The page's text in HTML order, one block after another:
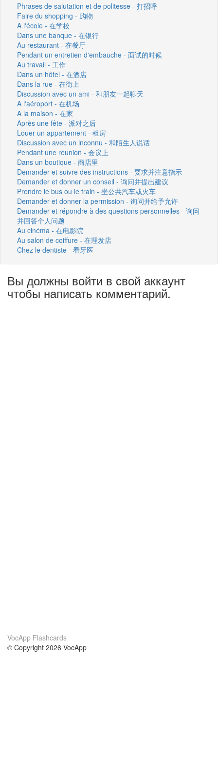
Phrases de salutation et de politesse - 打招呼
Faire du shopping - 购物
A l'école - 在学校
Dans une banque - 在银行
Au restaurant - 在餐厅
Pendant un entretien d'embauche - 面试的时候
Au travail - 工作
Dans un hôtel - 在酒店
Dans la rue - 在街上
Discussion avec un ami - 和朋友一起聊天
A l'aéroport - 在机场
A la maison - 在家
Après une fête - 派对之后
Louer un appartement - 租房
Discussion avec un inconnu - 和陌生人说话
Pendant une réunion - 会议上
Dans un boutique - 商店里
Demander et suivre des instructions - 要求并注意指示
Demander et donner un conseil - 询问并提出建议
Prendre le bus ou le train - 坐公共汽车或火车
Demander et donner la permission - 询问并给予允许
Demander et répondre à des questions personnelles - 询问
并回答个人问题
Au cinéma - 在电影院
Au salon de coiffure - 在理发店
Chez le dentiste - 看牙医
Вы должны войти в свой аккаунт
чтобы написать комментарий.
VocApp Flashcards
© Copyright 2026 VocApp